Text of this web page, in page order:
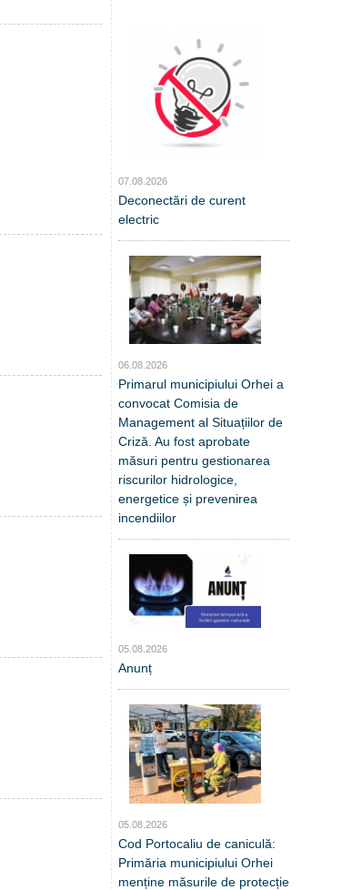
07.08.2026
Deconectări de curent
electric
06.08.2026
Primarul municipiului Orhei a
convocat Comisia de
Management al Situațiilor de
Criză. Au fost aprobate
măsuri pentru gestionarea
riscurilor hidrologice,
energetice și prevenirea
incendiilor
05.08.2026
Anunț
05.08.2026
Cod Portocaliu de caniculă:
Primăria municipiului Orhei
menține măsurile de protecție